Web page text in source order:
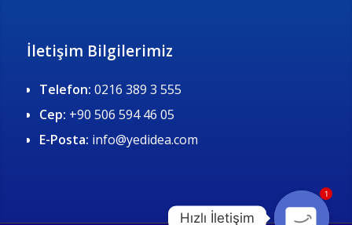
İletişim Bilgilerimiz
Telefon: 0216 389 3 555
Cep: +90 506 594 46 05
E-Posta: info@yedidea.com
Hızlı İletişim
1